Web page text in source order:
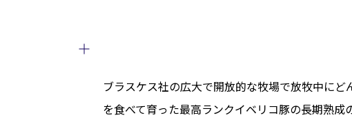
ブラスケス社の広大で開放的な牧場で放牧中にど
を食べて育った最高ランクイベリコ豚の長期熟成